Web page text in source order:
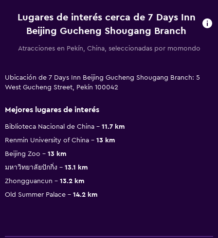
Lugares de interés cerca de 7 Days Inn
Beijing Gucheng Shougang Branch
Atracciones en Pekín, China, seleccionadas por momondo
Ubicación de 7 Days Inn Beijing Gucheng Shougang Branch: 5
West Gucheng Street, Pekín 100042
Mejores lugares de interés
Biblioteca Nacional de China
11.7 km
Renmin University of China
13 km
Beijing Zoo
13 km
มหาวิทยาลัยปักกิ่ง
13.1 km
Zhongguancun
13.2 km
Old Summer Palace
14.2 km